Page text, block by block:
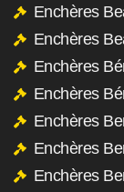
Enchères
Enchères
Enchères
Enchères
Enchères
Enchères
Enchères